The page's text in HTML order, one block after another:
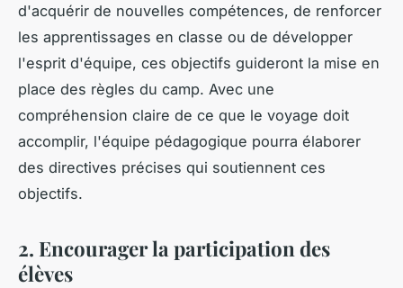
d'acquérir de nouvelles compétences, de renforcer
les apprentissages en classe ou de développer
l'esprit d'équipe, ces objectifs guideront la mise en
place des règles du camp. Avec une
compréhension claire de ce que le voyage doit
accomplir, l'équipe pédagogique pourra élaborer
des directives précises qui soutiennent ces
objectifs.
2. Encourager la participation des
élèves